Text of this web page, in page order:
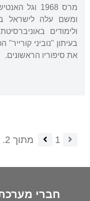
מרס 1968
ולימודים
בעיתון "נוביני
את סיפוריו הראשונים.
1 מתוך 2.
חברי